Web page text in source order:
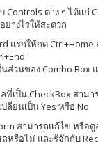
Controls ต่าง ๆ ได้แก่
ย่างไรให้สะดวก
แรกให้กด Ctrl+Home
ส่วนของ Combo Box
ที่เป็น CheckBox สามา
ปลี่ยนเป็น Yes หรือ No
สามารถแก้ไข หรือดู
หรือไม่ และรู้จักกับ